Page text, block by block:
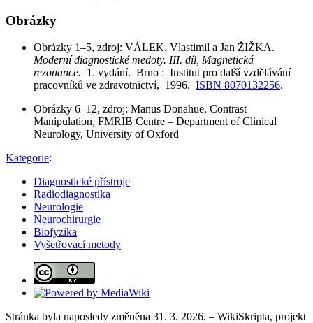
Obrázky
Obrázky 1–5, zdroj: VÁLEK, Vlastimil a Jan ŽIŽKA.
Moderní diagnostické medoty. III. díl, Magnetická
rezonance. 1. vydání. Brno : Institut pro další vzdělávání
pracovníků ve zdravotnictví, 1996. ISBN 8070132256.
Obrázky 6–12, zdroj: Manus Donahue, Contrast
Manipulation, FMRIB Centre – Department of Clinical
Neurology, University of Oxford
Kategorie:
Diagnostické přístroje
Radiodiagnostika
Neurologie
Neurochirurgie
Biofyzika
Vyšetřovací metody
Stránka byla naposledy změněna 31. 3. 2026. – WikiSkripta, projekt